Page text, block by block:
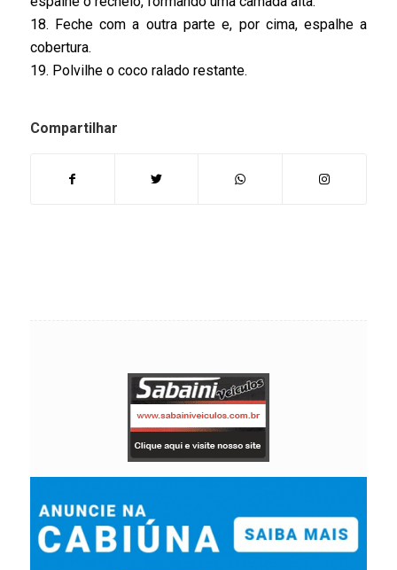
18. Feche com a outra parte e, por cima, espalhe a
cobertura.
19. Polvilhe o coco ralado restante.
Compartilhar